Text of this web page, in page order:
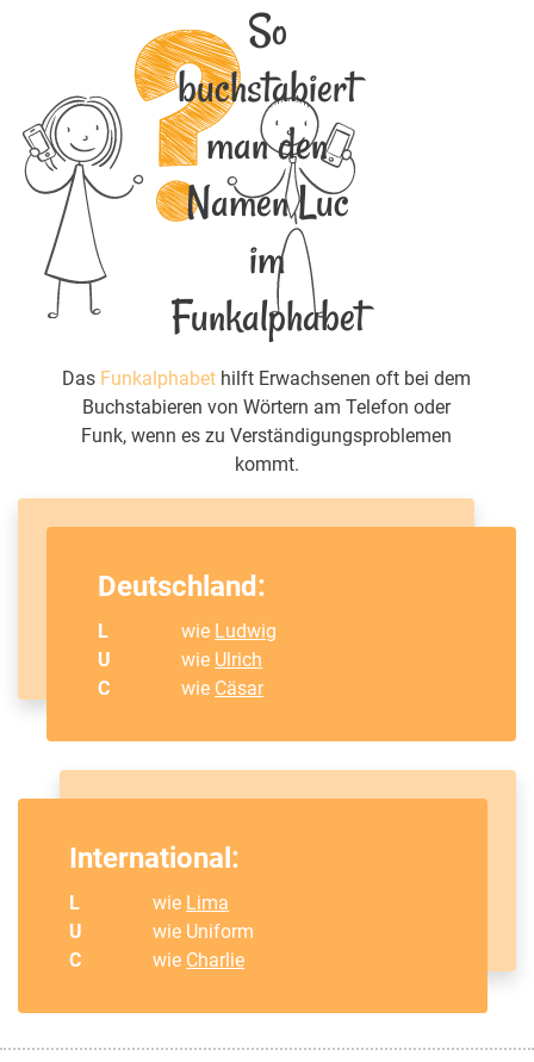
So
buchstabiert
man den
Namen Luc
im
Funkalphabet
Das Funkalphabet hilft Erwachsenen oft bei dem
Buchstabieren von Wörtern am Telefon oder
Funk, wenn es zu Verständigungsproblemen
kommt.
Deutschland:
L wie Ludwig
U
wie Ulrich
C
wie Cäsar
International:
L wie Lima
U
wie Uniform
C
wie Charlie